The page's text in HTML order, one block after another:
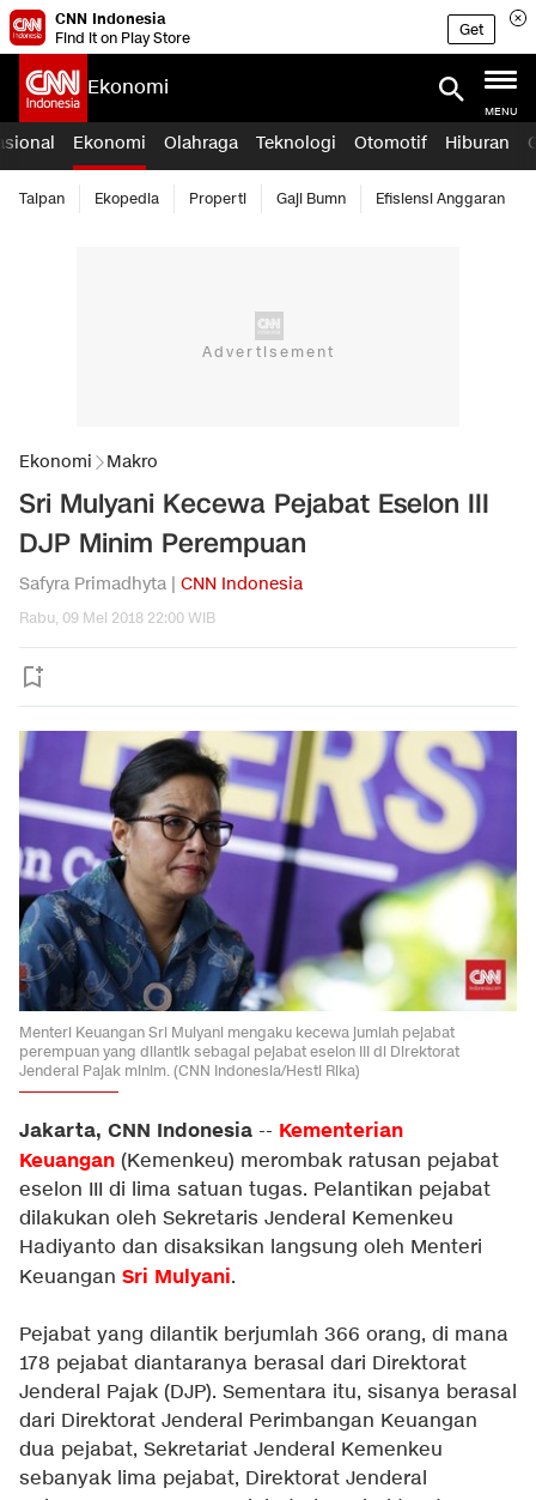
CNN Indonesia
Find it on Play Store
Get
Ekonomi
MENU
Ekonomi Olahraga Teknologi Otomotif Hiburan
Taipan Ekopedia Properti Gaji Bumn Efisiensi Anggaran
Ekonomi Makro
Sri Mulyani Kecewa Pejabat Eselon III
DJP Minim Perempuan
Safyra Primadhyta | CNN Indonesia
Rabu, 09 Mei 2018 22:00 WIB
Menteri Keuangan Sri Mulyani mengaku kecewa jumlah pejabat
perempuan yang dilantik sebagai pejabat eselon III di Direktorat
Jenderal Pajak minim. (CNN Indonesia/Hesti Rika)
Jakarta, CNN Indonesia -- Kementerian
Keuangan (Kemenkeu) merombak ratusan pejabat
eselon III di lima satuan tugas. Pelantikan pejabat
dilakukan oleh Sekretaris Jenderal Kemenkeu
Hadiyanto dan disaksikan langsung oleh Menteri
Keuangan Sri Mulyani.
Pejabat yang dilantik berjumlah 366 orang, di mana
178 pejabat diantaranya berasal dari Direktorat
Jenderal Pajak (DJP). Sementara itu, sisanya berasal
dari Direktorat Jenderal Perimbangan Keuangan
dua pejabat, Sekretariat Jenderal Kemenkeu
sebanyak lima pejabat, Direktorat Jenderal